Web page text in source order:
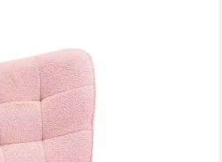
Stillsessel Relaxsessel